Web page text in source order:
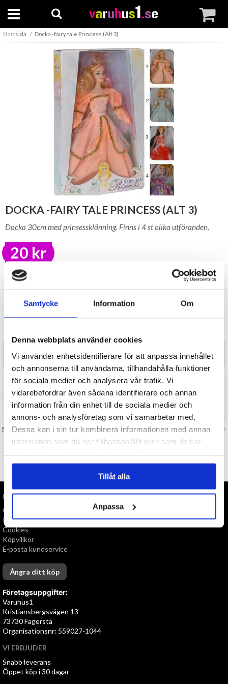
Samtycke Information Om
Denna webbplats använder cookies
Vi använder enhetsidentifierare för att anpassa innehållet
och annonserna till användarna, tillhandahålla funktioner
för sociala medier och analysera vår trafik. Vi
vidarebefordrar även sådana identifierare och annan
information från din enhet till de sociala medier och
annons- och analysföretag som vi samarbetar med.
Dessa kan i sin tur kombinera informationen med annan
information som du har tillhandahållit eller som de har
Tillåt alla
Anpassa
Startsida Docka -fairy tale Princess (Alt 3)
DOCKA -FAIRY TALE PRINCESS (ALT 3)
Docka 30cm med prinsessklänning. Finns i 4 st olika utföranden.
20 kr
LAGER I SVERIGE, SNABB LEVERANS ÖPPET KÖP I 30 DAGAR
BEVAKA
Docka 30cm med prinsessklänning. Finns i 4 st olika utföranden.
RECENSIONER (0)
TIPSA
FRÅGA OSS OM VARAN Art. nr 127785
TILL TOPPEN
INFORMATION
Om oss
Personuppgiftspolicy
Cookies
Köpvillkor
E-posta kundservice
Ångra ditt köp
Företagsuppgifter:
Varuhus1
Kristiansbergsvägen 13
73730 Fagersta
Organisationsnr: 559027-1044
VI ERBJUDER
Snabb leverans
Öppet köp i 30 dagar